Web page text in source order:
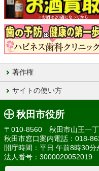
著作権
サイトの使い方
秋田市役所
〒010-8560 秋田市山王一
秋田市窓口案内電話：018-
開庁時間：平日 午前8時30
法人番号：3000020052019